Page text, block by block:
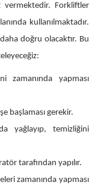
vermektedir. Forkliftler
kullanılmaktadır.
doğru olacaktır. Bu
zamanında yapması
başlaması gerekir.
yağlayıp, temizliğini
tarafından yapılır.
zamanında yapması